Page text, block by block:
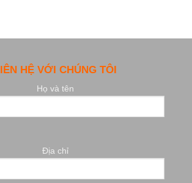
HỆ VỚI CHÚNG TÔI
Họ và tên
Địa chỉ